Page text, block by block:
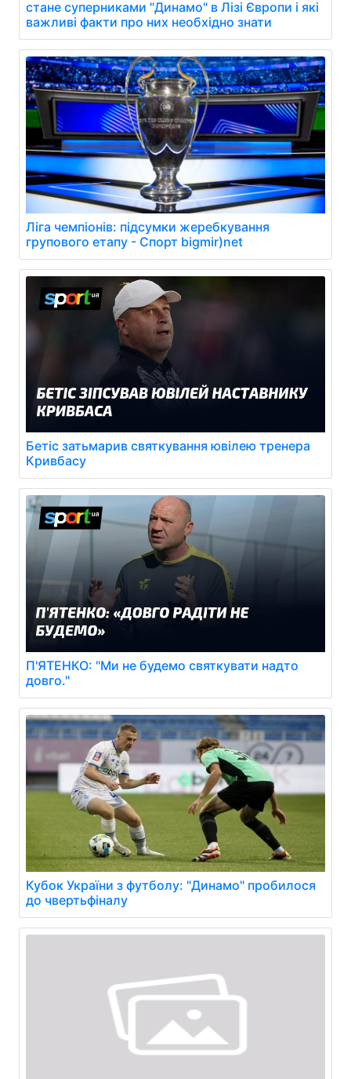
стане суперниками "Динамо" в Лізі Європи і які
важливі факти про них необхідно знати
Ліга чемпіонів: підсумки жеребкування
групового етапу - Спорт bigmir)net
Бетіс затьмарив святкування ювілею тренера
Кривбасу
П'ЯТЕНКО: "Ми не будемо святкувати надто
довго."
Кубок України з футболу: "Динамо" пробилося
до чвертьфіналу